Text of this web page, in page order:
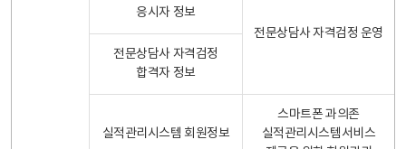
응시자 정보
전문상담사 자격검정 운영
전문상담사 자격검정
합격자 정보
실적관리시스템 회원정보
스마트폰 과의존
실적관리시스템서비스